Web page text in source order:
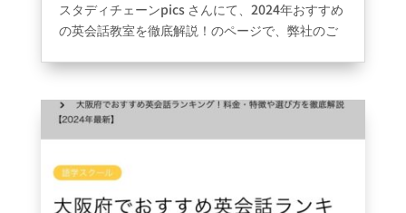
スタディチェーンpicsさんにて、2024年おすすめ
の英会話教室を徹底解説！のページで、弊社のご